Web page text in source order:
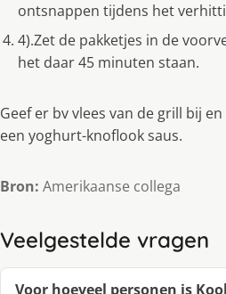
ontsnappen tijdens het
4).Zet de pakketjes in de
het daar 45 minuten staan.
Geef er bv vlees van de grill bij
een yoghurt-knoflook saus.
Bron: Amerikaanse collega
Veelgestelde vragen
Voor hoeveel personen is